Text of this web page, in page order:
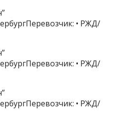
• РЖД/
• РЖД/
• РЖД/